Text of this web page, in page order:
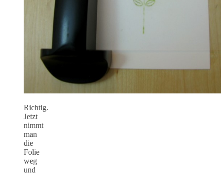
Richtig.
Jetzt
nimmt
man
die
Folie
weg
und